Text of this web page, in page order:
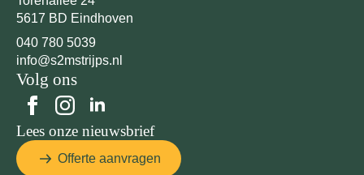
5617 BD Eindhoven
040 780 5039
info@s2mstrijps.nl
Volg ons
Lees onze nieuwsbrief
Offerte aanvragen